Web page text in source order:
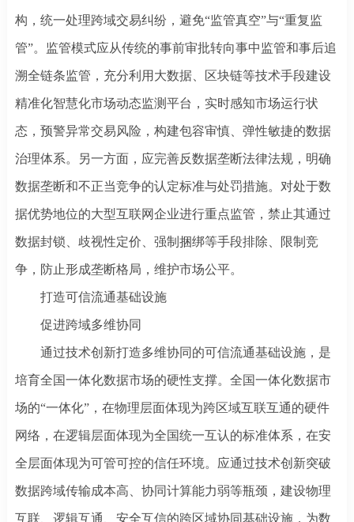
构，统一处理跨域交易纠纷，避免“监管真空”与“重复监
管”。监管模式应从传统的事前审批转向事中监管和事后追
溯全链条监管，充分利用大数据、区块链等技术手段建设
精准化智慧化市场动态监测平台，实时感知市场运行状
态，预警异常交易风险，构建包容审慎、弹性敏捷的数据
治理体系。另一方面，应完善反数据垄断法律法规，明确
数据垄断和不正当竞争的认定标准与处罚措施。对处于数
据优势地位的大型互联网企业进行重点监管，禁止其通过
数据封锁、歧视性定价、强制捆绑等手段排除、限制竞
争，防止形成垄断格局，维护市场公平。
打造可信流通基础设施
促进跨域多维协同
通过技术创新打造多维协同的可信流通基础设施，是
培育全国一体化数据市场的硬性支撑。全国一体化数据市
场的“一体化”，在物理层面体现为跨区域互联互通的硬件
网络，在逻辑层面体现为全国统一互认的标准体系，在安
全层面体现为可管可控的信任环境。应通过技术创新突破
数据跨域传输成本高、协同计算能力弱等瓶颈，建设物理
互联、逻辑互通、安全互信的跨区域协同基础设施，为数